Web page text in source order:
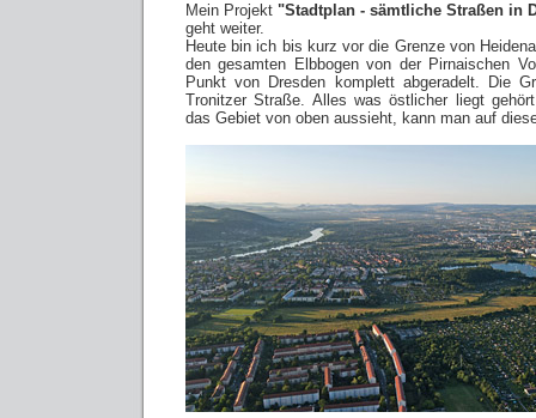
Mein Projekt "Stadtplan - sämtliche Straßen in
geht weiter.
Heute bin ich bis kurz vor die Grenze von
den gesamten Elbbogen von der Pirnaischen
Punkt von Dresden komplett abgeradelt. Die
Tronitzer Straße. Alles was östlicher liegt
das Gebiet von oben aussieht, kann man auf